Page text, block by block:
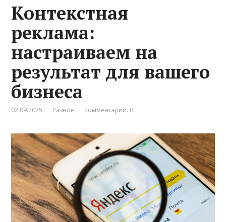
Контекстная
реклама:
настраиваем на
результат для вашего
бизнеса
02.09.2025 Разное Комментарии: 0